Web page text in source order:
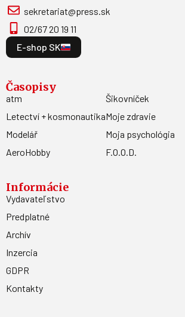
sekretariat@press.sk
02/67 20 19 11
E-shop SK
Časopisy
atm
Letectví + kosmonautika
Modelář
AeroHobby
Šikovníček
Moje zdravie
Moja psychológia
F.O.O.D.
Informácie
Vydavateľstvo
Predplatné
Archív
Inzercia
GDPR
Kontakty